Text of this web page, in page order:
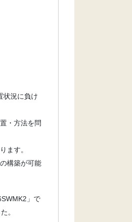
状況に負け
・方法を問
ます。
構築が可能
」で
。